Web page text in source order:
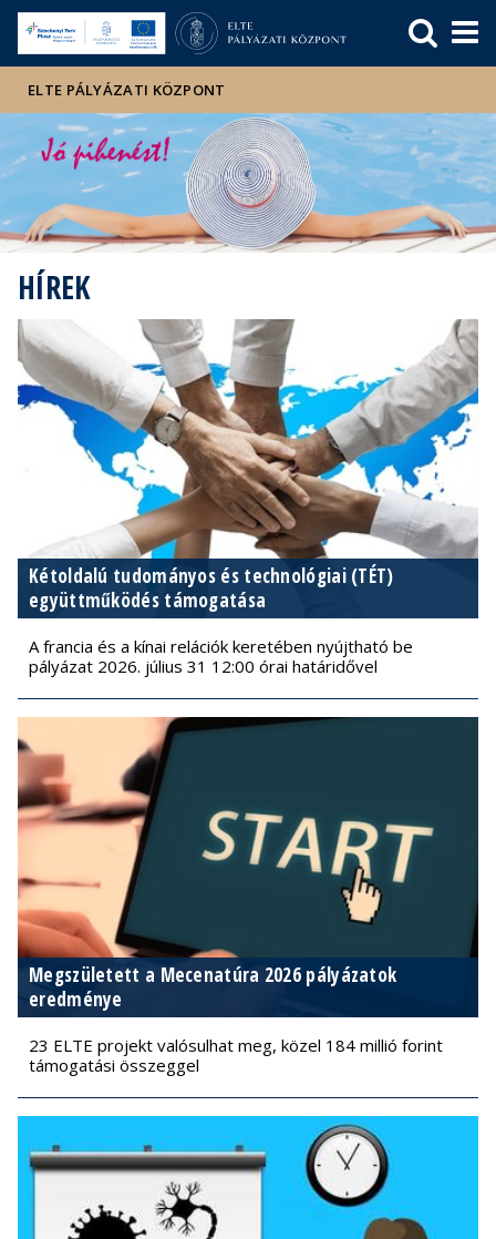
Hírek
Események
ELTE a
sajtóban
ELTE PÁLYÁZATI KÖZPONT
HÍREK
Kétoldalú tudományos és technológiai (TÉT)
együttműködés támogatása
A francia és a kínai relációk keretében nyújtható be
pályázat 2026. július 31 12:00 órai határidővel
Megszületett a Mecenatúra 2026 pályázatok
eredménye
23 ELTE projekt valósulhat meg, közel 184 millió forint
támogatási összeggel